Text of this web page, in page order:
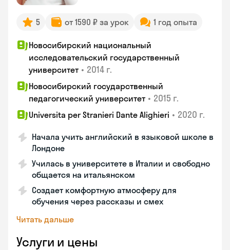
5 от 1590 ₽ за урок 1 год опыта
Новосибирский национальный
исследовательский государственный
университет • 2014 г.
Новосибирский государственный
педагогический университет • 2015 г.
Universita per Stranieri Dante Alighieri • 2020 г.
Начала учить английский в языковой школе в
Лондоне
Училась в университете в Италии и свободно
общается на итальянском
Создает комфортную атмосферу для
обучения через рассказы и смех
Читать дальше
Услуги и цены